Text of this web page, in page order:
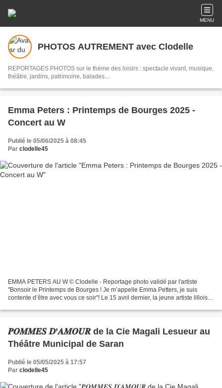
MENU
PHOTOS AUTREMENT avec Clodelle
REPORTAGES PHOTOS sur le thème des loisirs : spectacle vivant, musique,
théâtre, jardins, patrimoine, balades...
Emma Peters : Printemps de Bourges 2025 -
Concert au W
Publié le 05/06/2025 à 08:45
Par clodelle45
EMMA PETERS AU W © Clodelle - Reportage photo validé par l'artiste
"Bonsoir le Printemps de Bourges ! Je m’appelle Emma Petters, je suis
contente d’être avec vous ce soir"! Le 15 avril dernier, la jeune artiste lilloise
𝑷𝑶𝑴𝑴𝑬𝑺 𝑫’𝑨𝑴𝑶𝑼𝑹 de la Cie Magali Lesueur au
Théâtre Municipal de Saran
Publié le 05/05/2025 à 17:57
Par clodelle45